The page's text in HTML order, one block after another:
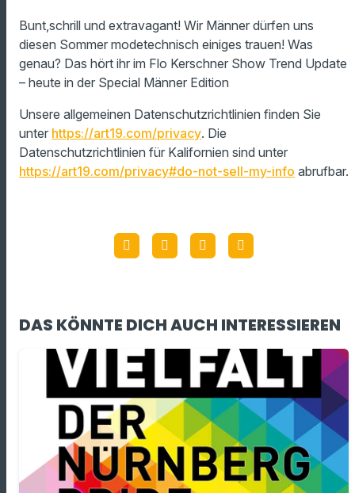
play_arrow
00:00 01:29
Bunt,schrill und extravagant! Wir Männer dürfen uns
diesen Sommer modetechnisch einiges trauen! Was
genau? Das hört ihr im Flo Kerschner Show Trend Update
– heute in der Special Männer Edition
Unsere allgemeinen Datenschutzrichtlinien finden Sie
unter https://art19.com/privacy. Die
Datenschutzrichtlinien für Kalifornien sind unter
https://art19.com/privacy#do-not-sell-my-info abrufbar.
DAS KÖNNTE DICH AUCH INTERESSIEREN